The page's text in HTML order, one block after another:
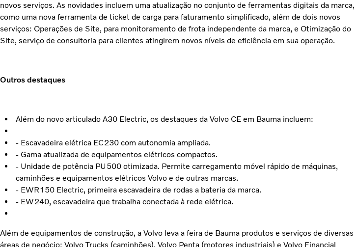
novos serviços. As novidades incluem uma atualização no conjunto de ferramentas digitais da marca,
como uma nova ferramenta de ticket de carga para faturamento simplificado, além de dois novos
serviços: Operações de Site, para monitoramento de frota independente da marca, e Otimização do
Site, serviço de consultoria para clientes atingirem novos níveis de eficiência em sua operação.
Outros destaques
Além do novo articulado A30 Electric, os destaques da Volvo CE em Bauma incluem:
- Escavadeira elétrica EC230 com autonomia ampliada.
- Gama atualizada de equipamentos elétricos compactos.
- Unidade de potência PU500 otimizada. Permite carregamento móvel rápido de máquinas,
caminhões e equipamentos elétricos Volvo e de outras marcas.
- EWR150 Electric, primeira escavadeira de rodas a bateria da marca.
- EW240, escavadeira que trabalha conectada à rede elétrica.
Além de equipamentos de construção, a Volvo leva a feira de Bauma produtos e serviços de diversas
áreas de negócio: Volvo Trucks (caminhões), Volvo Penta (motores industriais) e Volvo Financial